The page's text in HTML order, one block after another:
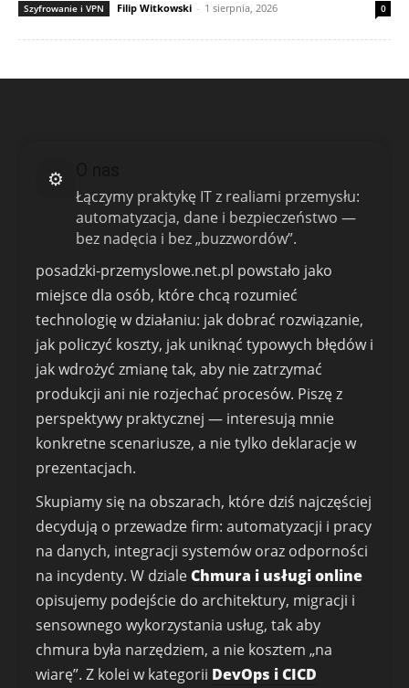
Szyfrowanie i VPN Filip Witkowski - 1 sierpnia, 2026 0
⚙️
Łączymy praktykę IT z realiami przemysłu:
automatyzacja, dane i bezpieczeństwo —
bez nadęcia i bez „buzzwordów”.
posadzki-przemyslowe.net.pl powstało jako
miejsce dla osób, które chcą rozumieć
technologię w działaniu: jak dobrać rozwiązanie,
jak policzyć koszty, jak uniknąć typowych błędów i
jak wdrożyć zmianę tak, aby nie zatrzymać
produkcji ani nie rozjechać procesów. Piszę z
perspektywy praktycznej — interesują mnie
konkretne scenariusze, a nie tylko deklaracje w
prezentacjach.
Skupiamy się na obszarach, które dziś najczęściej
decydują o przewadze firm: automatyzacji i pracy
na danych, integracji systemów oraz odporności
na incydenty. W dzialeChmura i usługi online
opisujemy podejście do architektury, migracji i
sensownego wykorzystania usług, tak aby
chmura była narzędziem, a nie kosztem „na
wiarę”. Z kolei w kategorii DevOps i CICD